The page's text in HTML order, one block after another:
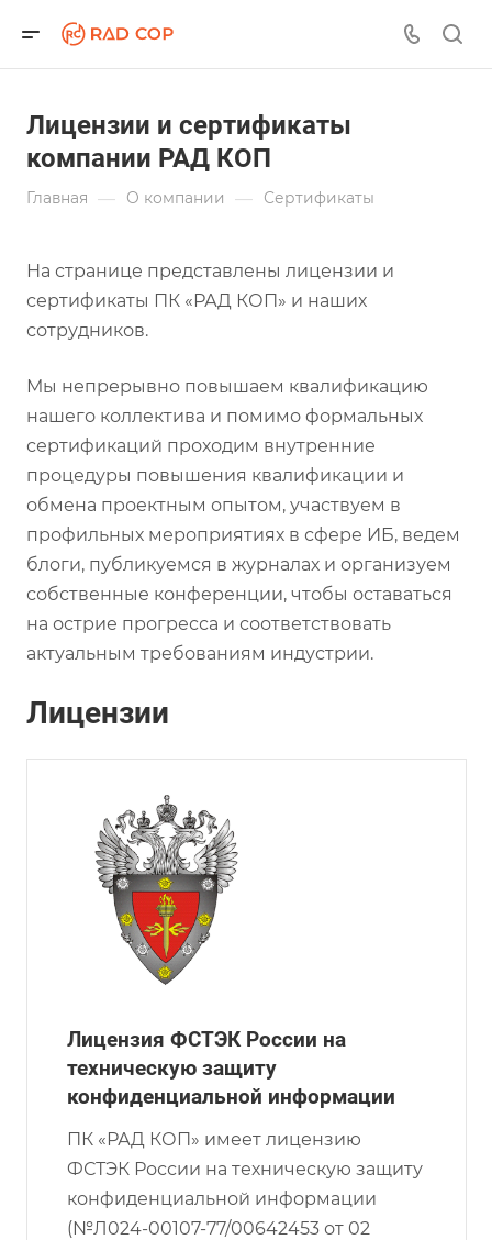
Лицензии и сертификаты
компании РАД КОП
Главная — О компании — Сертификаты
На странице представлены лицензии и
сертификаты ПК «РАД КОП» и наших
сотрудников.
Мы непрерывно повышаем квалификацию
нашего коллектива и помимо формальных
сертификаций проходим внутренние
процедуры повышения квалификации и
обмена проектным опытом, участвуем в
профильных мероприятиях в сфере ИБ, ведем
блоги, публикуемся в журналах и организуем
собственные конференции, чтобы оставаться
на острие прогресса и соответствовать
актуальным требованиям индустрии.
Лицензии
Лицензия ФСТЭК России на
техническую защиту
конфиденциальной информации
ПК «РАД КОП» имеет лицензию
ФСТЭК России на техническую защиту
конфиденциальной информации
(№Л024-00107-77/00642453 от 02